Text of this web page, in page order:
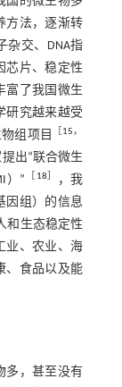
方法，逐渐转
杂交、DNA指
芯片、稳定性
富了我国微生
研究越来越受
组项目
15，
出“联合微生
）”
18
，我
因组）的信息
和生态稳定性
业、农业、海
、食品以及能
多，甚至没有